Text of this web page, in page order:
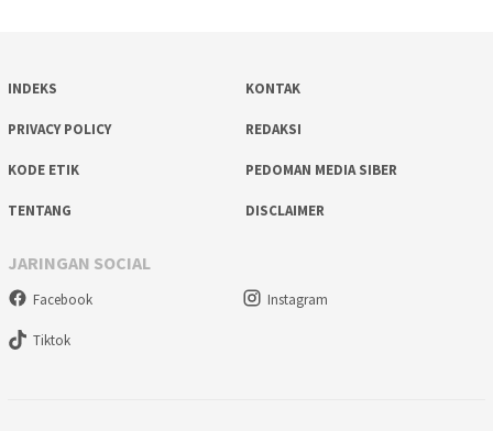
INDEKS KONTAK
PRIVACY POLICY REDAKSI
KODE ETIK PEDOMAN MEDIA SIBER
TENTANG DISCLAIMER
JARINGAN SOCIAL
Facebook Instagram
Tiktok